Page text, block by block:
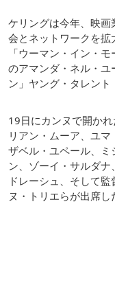
ケリングは今年、映
会とネットワークを拡
「ウーマン・イン・
のアマンダ・ネル・ユ
ン」ヤング・タレント
19日にカンヌで開か
リアン・ムーア、ユ
ザベル・ユペール、
ン、ゾーイ・サルダ
ドレーシュ、そして
ヌ・トリエらが出席し